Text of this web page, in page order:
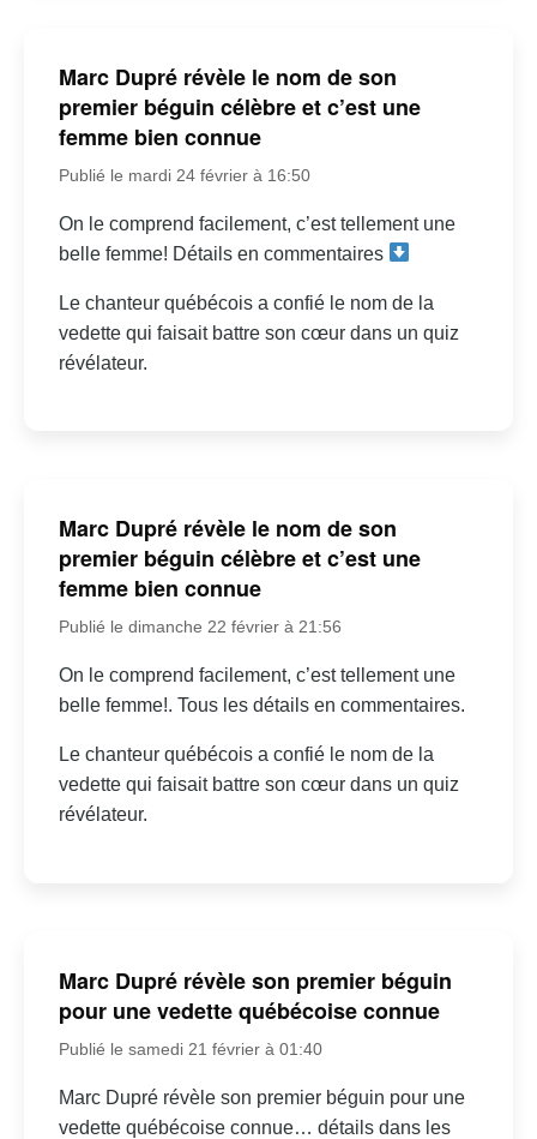
Marc Dupré révèle le nom de son
premier béguin célèbre et c’est une
femme bien connue
Publié le mardi 24 février à 16:50
On le comprend facilement, c’est tellement une
belle femme! Détails en commentaires
Le chanteur québécois a confié le nom de la
vedette qui faisait battre son cœur dans un quiz
révélateur.
Marc Dupré révèle le nom de son
premier béguin célèbre et c’est une
femme bien connue
Publié le dimanche 22 février à 21:56
On le comprend facilement, c’est tellement une
belle femme!. Tous les détails en commentaires.
Le chanteur québécois a confié le nom de la
vedette qui faisait battre son cœur dans un quiz
révélateur.
Marc Dupré révèle son premier béguin
pour une vedette québécoise connue
Publié le samedi 21 février à 01:40
Marc Dupré révèle son premier béguin pour une
vedette québécoise connue… détails dans les